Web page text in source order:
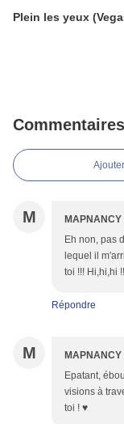
Plein les yeux
Commentaires
M MAPNANCY
Eh non, pas
lequel il
toi !!! Hi,hi,hi
Répondre
M MAPNANCY
Epatant,
visions à
toi ! ♥